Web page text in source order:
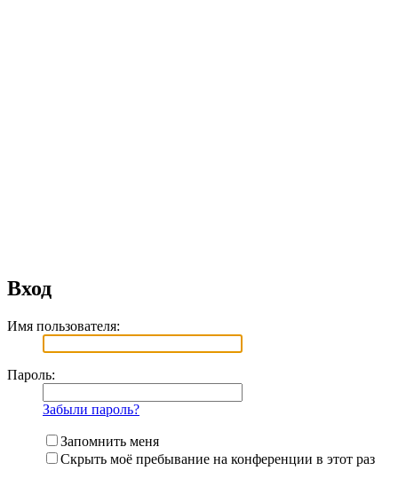
Вход
Имя пользователя:
Пароль:
Забыли пароль?
Запомнить меня
Скрыть моё пребывание на конференции в этот раз